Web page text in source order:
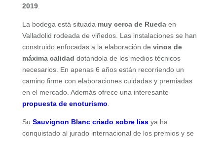
2019.
La bodega está situada muy cerca de Ruedaen
Valladolid rodeada de viñedos. Las instalaciones se han
construido enfocadas a la elaboración de vinos de
máxima calidad dotándola de los medios técnicos
necesarios. En apenas 6 años están recorriendo un
camino firme con elaboraciones cuidadas y premiadas
en el mercado. Además ofrece una interesante
propuesta de enoturismo
Su Sauvignon Blanc criado sobre líasya ha
conquistado al jurado internacional de los premios y se